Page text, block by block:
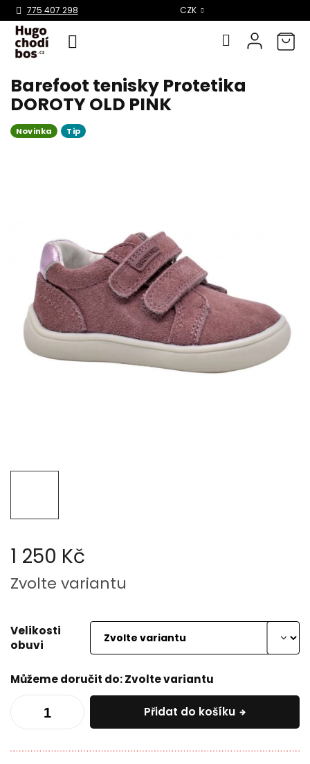
Přejít
obsah
775 407 298 CZK
Barefoot tenisky Protetika
DOROTY OLD PINK
Novinka Tip
1 250 Kč
Měrná
cena:
Zvolte variantu
Velikosti
obuvi
Můžeme doručit do:Zvolte variantu
Přidat do košíku